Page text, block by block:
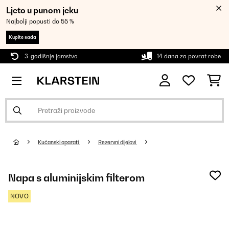
Ljeto u punom jeku
Najbolji popusti do 55 %
Kupite sada
3-godišnje jamstvo 14 dana za povrat robe
Kućanski aparati Rezervni dijelovi
Napa s aluminijskim filterom
NOVO